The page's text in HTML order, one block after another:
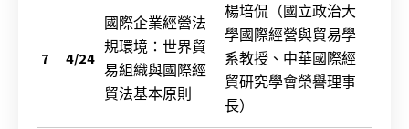
7 4/24
國際企業經營法
規環境：世界貿
易組織與國際經
貿法基本原則
楊培侃（國立政治大
學國際經營與貿易學
系教授、中華國際經
貿研究學會榮譽理事
長）